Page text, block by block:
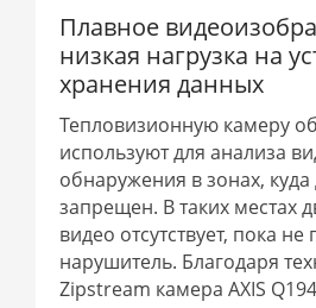
Плавное
низкая нагрузка на
хранения данных
Тепловизионную камеру
используют для анализа
обнаружения в зонах,
запрещен. В таких местах
видео отсутствует, пока не
нарушитель. Благодаря
Zipstream камера AXIS